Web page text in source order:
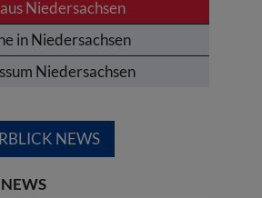
Niedersachsen
in Niedersachsen
Niedersachsen
NEWS